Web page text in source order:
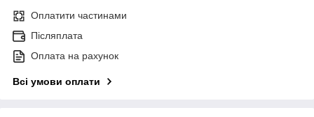
Оплатити частинами
Післяплата
Оплата на рахунок
Всі умови оплати